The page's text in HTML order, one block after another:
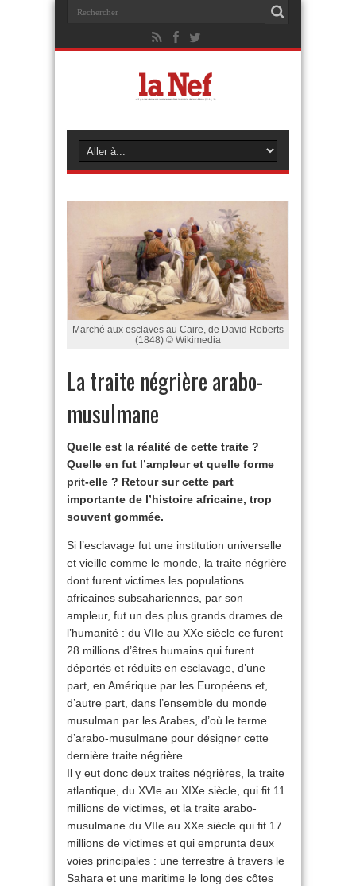
Marché aux esclaves au Caire, de David Roberts
(1848) © Wikimedia
La traite négrière arabo-
musulmane
Quelle est la réalité de cette traite ?
Quelle en fut l’ampleur et quelle forme
prit-elle ? Retour sur cette part
importante de l’histoire africaine, trop
souvent gommée.
Si l’esclavage fut une institution universelle
et vieille comme le monde, la traite négrière
dont furent victimes les populations
africaines subsahariennes, par son
ampleur, fut un des plus grands drames de
l’humanité : du VIIe au XXe siècle ce furent
28 millions d’êtres humains qui furent
déportés et réduits en esclavage, d’une
part, en Amérique par les Européens et,
d’autre part, dans l’ensemble du monde
musulman par les Arabes, d’où le terme
d’arabo-musulmane pour désigner cette
dernière traite négrière.
Il y eut donc deux traites négrières, la traite
atlantique, du XVIe au XIXe siècle, qui fit 11
millions de victimes, et la traite arabo-
musulmane du VIIe au XXe siècle qui fit 17
millions de victimes et qui emprunta deux
voies principales : une terrestre à travers le
Sahara et une maritime le long des côtes